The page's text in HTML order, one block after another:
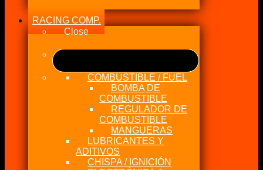
RACING COMP.
Close
COMBUSTIBLE / FUEL
BOMBA DE
COMBUSTIBLE
REGULADOR DE
COMBUSTIBLE
MANGUERAS
LUBRICANTES Y
ADITIVOS
CHISPA / IGNICIÓN